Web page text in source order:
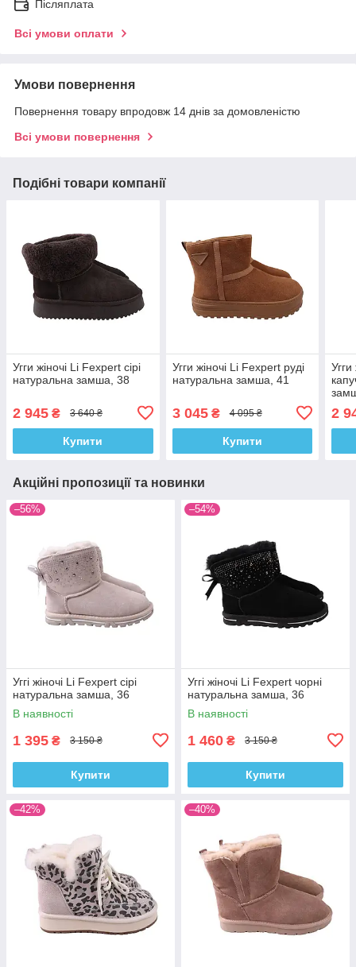
Післяплата
Всі умови оплати
Умови повернення
Повернення товару впродовж 14 днів за домовленістю
Всі умови повернення
Подібні товари компанії
Угги жіночі Li Fexpert сірі
натуральна замша, 38
2 945 ₴ 3 640 ₴
Купити
Угги жіночі Li Fexpert руді
натуральна замша, 41
3 045₴ 4 095 ₴
Купити
2
Акційні пропозиції та новинки
–56%
Уггі жіночі Li Fexpert сірі
натуральна замша, 36
В наявності
1 395 ₴ 3 150 ₴
Купити
–54%
Уггі жіночі Li Fexpert чорні
натуральна замша, 36
В наявності
1 460 ₴ 3 150 ₴
Купити
–42% –40%